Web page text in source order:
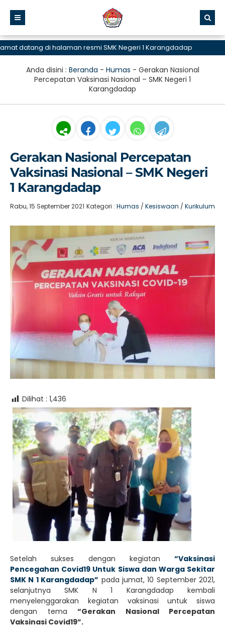
di halaman resmi SMK Negeri 1 Karangdadap
Anda disini : Beranda - Humas - Gerakan Nasional
Percepatan Vaksinasi Nasional – SMK Negeri 1
Karangdadap
Gerakan Nasional Percepatan
Vaksinasi Nasional – SMK Negeri
1 Karangdadap
Rabu, 15 September 2021 Kategori : Humas / Kesiswaan / Kurikulum
Dilihat : 1,436
Setelah sukses dengan kegiatan “Vaksinasi
Pencegahan Covid19 Untuk Siswa dan Warga Sekitar
SMK N 1 Karangdadap” pada jumat, 10 September 2021,
selanjutnya SMK N 1 Karangdadap kembali
menyelenggarakan kegiatan vaksinasi untuk siswa
dengan tema “Gerakan Nasional Percepatan
Vaksinasi Covid19”.